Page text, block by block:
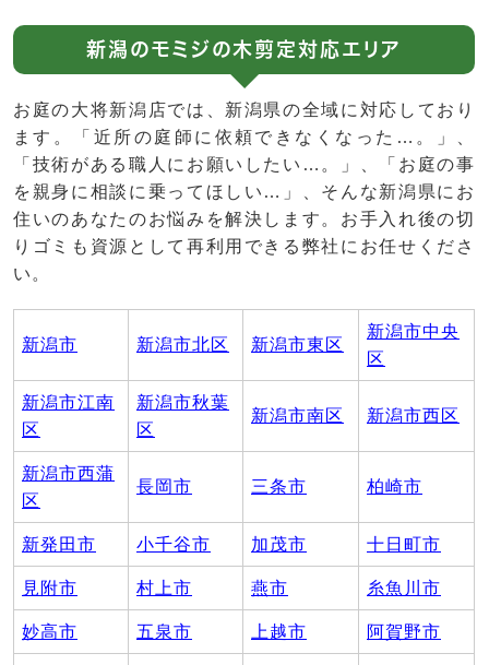
新潟のモミジの木剪定対応エリア
お庭の大将新潟店では、新潟県の全域に対応しており
ます。「近所の庭師に依頼できなくなった…。」、
「技術がある職人にお願いしたい…。」、「お庭の事
を親身に相談に乗ってほしい…」、そんな新潟県にお
住いのあなたのお悩みを解決します。お手入れ後の切
りゴミも資源として再利用できる弊社にお任せくださ
い。
新潟市 新潟市北区 新潟市東区
新潟市中央
区
新潟市江南
区
新潟市秋葉
区
新潟市南区 新潟市西区
新潟市西蒲
区
長岡市 三条市 柏崎市
新発田市 小千谷市 加茂市 十日町市
見附市 村上市 燕市 糸魚川市
妙高市 五泉市 上越市 阿賀野市